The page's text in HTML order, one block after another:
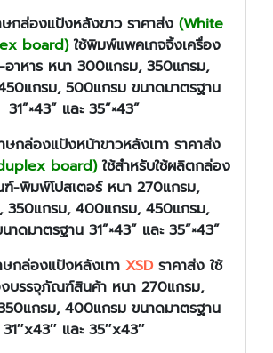
ษกล่องแป้งหลังขาว ราคาส่ง (White
board)ใช้พิมพ์แพคเกจจิ้งเครื่อง
อาหาร หนา 300แกรม, 350แกรม,
แกรม, 500แกรม ขนาดมาตรฐาน
31”×43” และ 35”×43”
ษกล่องแป้งหน้าขาวหลังเทา ราคาส่ง
board)ใช้สำหรับใช้ผลิตกล่อง
-พิมพ์โปสเตอร์ หนา 270แกรม,
350แกรม, 400แกรม, 450แกรม,
ดมาตรฐาน 31”×43” และ 35”×43”
ษกล่องแป้งหลังเทา XSDราคาส่ง ใช้
บรรจุภัณฑ์สินค้า หนา 270แกรม,
แกรม, 400แกรม ขนาดมาตรฐาน
31″x43″ และ 35″x43″